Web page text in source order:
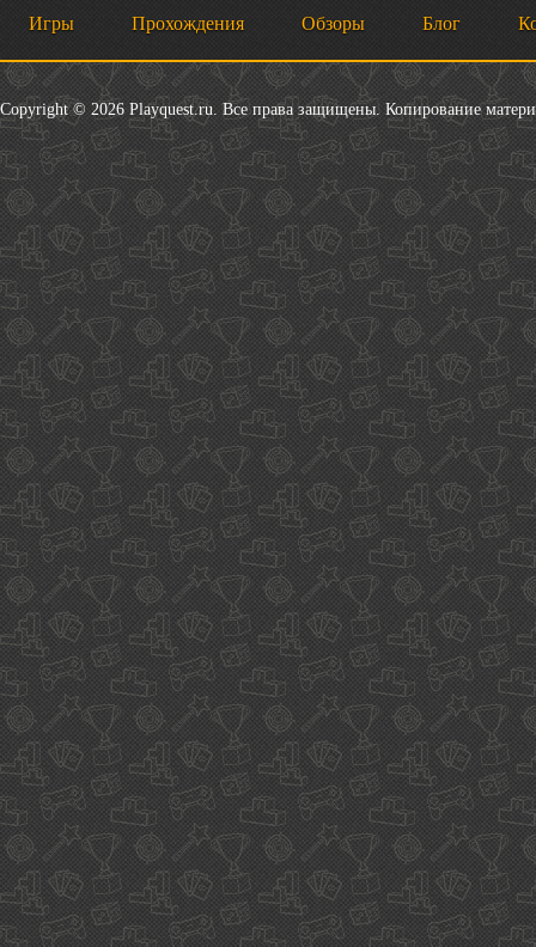
Игры Прохождения Обзоры Блог
Copyright © 2026 Playquest.ru. Все права защищены. Копирование